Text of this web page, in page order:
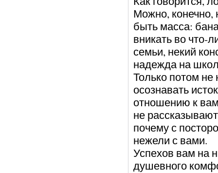
Можно, конечно,
быть масса:
вникать во что-
семьи, некий
надежда на
Только потом не
осознавать
отношению к
не
почему с
нежели с вами.
Успехов вам на
душевного